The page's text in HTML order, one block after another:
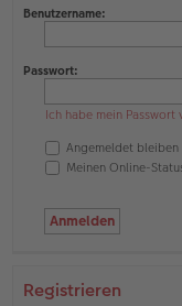
Benutzername:
Passwort:
Ich habe mein Passwort
Angemeldet bleiben
Meinen Online-
Registrieren